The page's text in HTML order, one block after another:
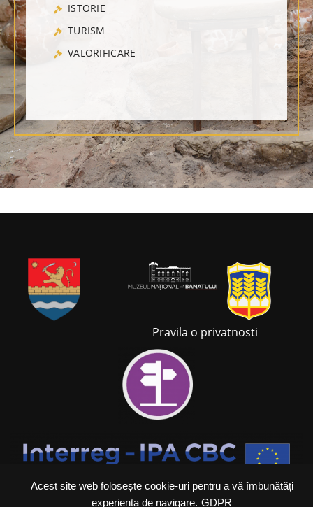
Acest site web folosește cookie-uri pentru a vă îmbunătăți
experiența de navigare. GDPR
ISTORIE
TURISM
VALORIFICARE
Pravila o privatnosti